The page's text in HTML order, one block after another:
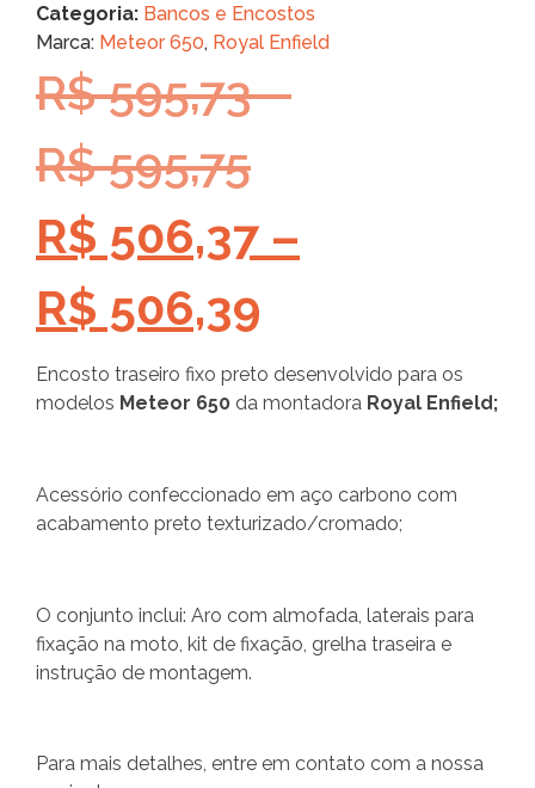
Categoria: Bancos e Encostos
Marca: Meteor 650, Royal Enfield
R$595,73 –
R$595,75
R$ 506,37 –
R$ 506,39
Encosto traseiro fixo preto desenvolvido para os
modelos Meteor 650 da montadora Royal Enfield;
Acessório confeccionado em aço carbono com
acabamento preto texturizado/cromado;
O conjunto inclui: Aro com almofada, laterais para
fixação na moto, kit de fixação, grelha traseira e
instrução de montagem.
Para mais detalhes, entre em contato com a nossa